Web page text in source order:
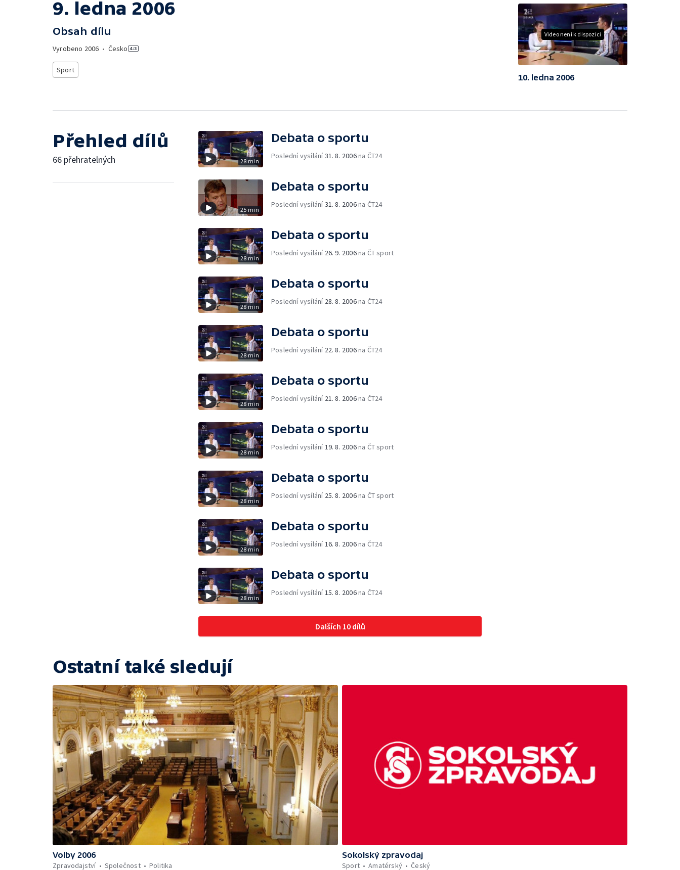
9. ledna 2006
Obsah dílu
Vyrobeno 2006 • Česko
Sport
Video není k dispozici
10. ledna 2006
Přehled dílů
66 přehratelných 28 min
Debata o sportu
Poslední vysílání31. 8. 2006na ČT24
25 min
Debata o sportu
Poslední vysílání31. 8. 2006na ČT24
28 min
Debata o sportu
Poslední vysílání 26. 9. 2006na ČT sport
28 min
Debata o sportu
Poslední vysílání 28. 8. 2006na ČT24
28 min
Debata o sportu
Poslední vysílání 22. 8. 2006na ČT24
28 min
Debata o sportu
Poslední vysílání 21. 8. 2006na ČT24
28 min
Debata o sportu
Poslední vysílání 19. 8. 2006na ČT sport
28 min
Debata o sportu
Poslední vysílání 25. 8. 2006na ČT sport
28 min
Debata o sportu
Poslední vysílání 16. 8. 2006na ČT24
28 min
Debata o sportu
Poslední vysílání 15. 8. 2006na ČT24
Dalších 10 dílů
Ostatní také sledují
Volby 2006
Zpravodajství
Společnost Politika
Sokolský zpravodaj
Sport
Amatérský Český